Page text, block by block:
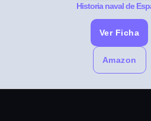
Historia naval de
Ver Ficha
Amazon